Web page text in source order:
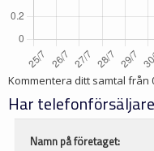
Kommentera ditt samtal från
Har
Namn på företaget: